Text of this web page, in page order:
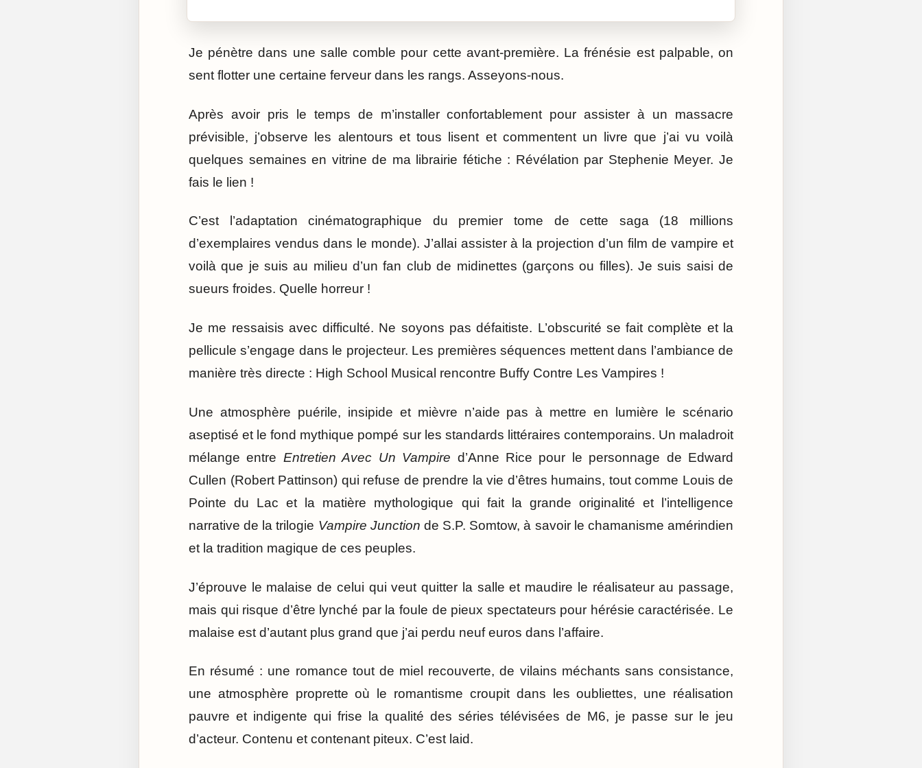
Je pénètre dans une salle comble pour cette avant-première. La frénésie est palpable, on
sent flotter une certaine ferveur dans les rangs. Asseyons-nous.
Après avoir pris le temps de m’installer confortablement pour assister à un massacre
prévisible, j’observe les alentours et tous lisent et commentent un livre que j’ai vu voilà
quelques semaines en vitrine de ma librairie fétiche : Révélation par Stephenie Meyer. Je
fais le lien !
C’est l’adaptation cinématographique du premier tome de cette saga (18 millions
d’exemplaires vendus dans le monde). J’allai assister à la projection d’un film de vampire et
voilà que je suis au milieu d’un fan club de midinettes (garçons ou filles). Je suis saisi de
sueurs froides. Quelle horreur !
Je me ressaisis avec difficulté. Ne soyons pas défaitiste. L’obscurité se fait complète et la
pellicule s’engage dans le projecteur. Les premières séquences mettent dans l’ambiance de
manière très directe : High School Musical rencontre Buffy Contre Les Vampires !
Une atmosphère puérile, insipide et mièvre n’aide pas à mettre en lumière le scénario
aseptisé et le fond mythique pompé sur les standards littéraires contemporains. Un maladroit
mélange entre Entretien Avec Un Vampire d’Anne Rice pour le personnage de Edward
Cullen (Robert Pattinson) qui refuse de prendre la vie d’êtres humains, tout comme Louis de
Pointe du Lac et la matière mythologique qui fait la grande originalité et l’intelligence
narrative de la trilogie Vampire Junction de S.P. Somtow, à savoir le chamanisme amérindien
et la tradition magique de ces peuples.
J’éprouve le malaise de celui qui veut quitter la salle et maudire le réalisateur au passage,
mais qui risque d’être lynché par la foule de pieux spectateurs pour hérésie caractérisée. Le
malaise est d’autant plus grand que j’ai perdu neuf euros dans l’affaire.
En résumé : une romance tout de miel recouverte, de vilains méchants sans consistance,
une atmosphère proprette où le romantisme croupit dans les oubliettes, une réalisation
pauvre et indigente qui frise la qualité des séries télévisées de M6, je passe sur le jeu
d’acteur. Contenu et contenant piteux. C’est laid.